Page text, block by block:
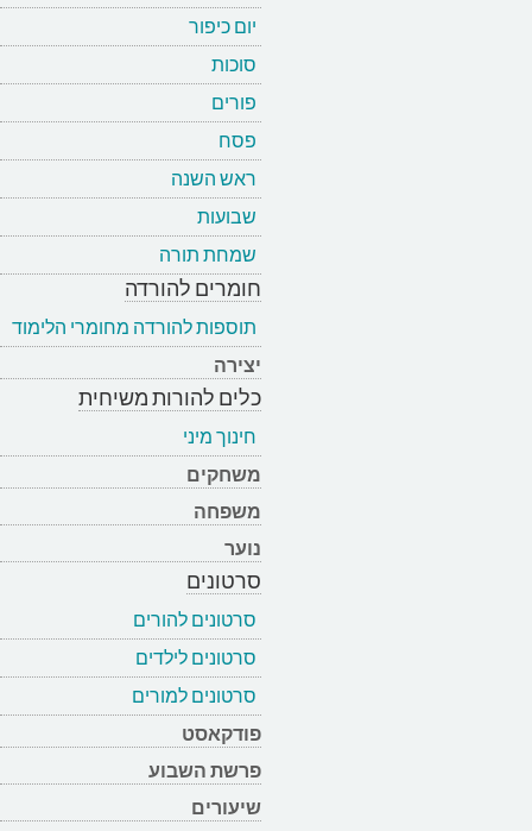
יום כיפור
סוכות
פורים
פסח
ראש השנה
שבועות
שמחת תורה
חומרים להורדה
תוספות להורדה מחומרי הלימוד
יצירה
כלים להורות משיחית
חינוך מיני
משחקים
משפחה
נוער
סרטונים
סרטונים להורים
סרטונים לילדים
סרטונים למורים
פודקאסט
פרשת השבוע
שיעורים